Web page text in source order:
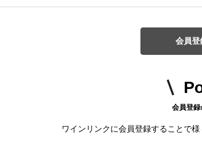
会員登
会員登録
ワインリンクに会員登録することで様